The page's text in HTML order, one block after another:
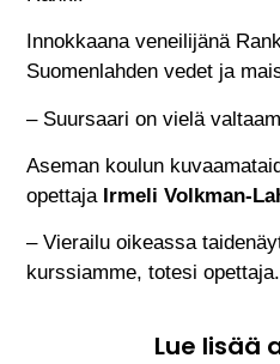
Innokkaana veneilijänä
Suomenlahden vedet ja
– Suursaari on vielä
Aseman koulun
opettaja Irmeli Volkman-
– Vierailu oikeassa
kurssiamme, totesi opettaja.
Lue lisää